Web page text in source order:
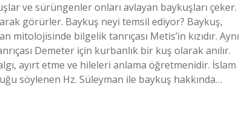
ve sürüngenler onları avlayan baykuşları çeker.
görürler. Baykuş neyi temsil ediyor? Baykuş,
bilgelik tanrıçası Metis’in kızıdır. Aynı
Demeter için kurbanlık bir kuş olarak anılır.
ayırt etme ve hileleri anlama öğretmenidir. İslam
söylenen Hz. Süleyman ile baykuş hakkında…